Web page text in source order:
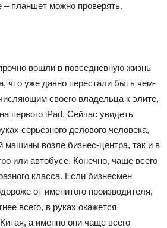
– планшет можно проверять.
вошли в повседневную жизнь
что уже давно перестали быть чем-
своего владельца к элите,
первого iPad. Сейчас увидеть
серьёзного делового человека,
машины возле бизнес-центра, так и в
или автобусе. Конечно, чаще всего
класса. Если бизнесмен
от именитого производителя,
всего, в руках окажется
а именно они чаще всего